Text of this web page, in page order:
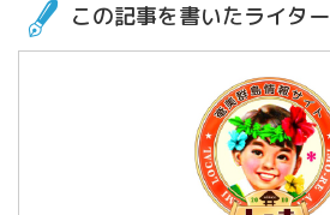
この記事を書いたライター